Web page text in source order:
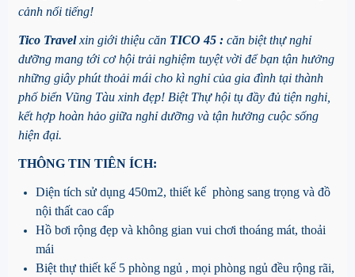
cảnh nổi tiếng!
Tico Travelxin giới thiệu căn TICO 45 :căn biệt thự nghỉ
dưỡng mang tới cơ hội trải nghiệm tuyệt vời để bạn tận hưởng
những giây phút thoải mái cho kì nghỉ của gia đình tại thành
phố biển Vũng Tàu xinh đẹp! Biệt Thự hội tụ đầy đủ tiện nghi,
kết hợp hoàn hảo giữa nghỉ dưỡng và tận hưởng cuộc sống
hiện đại.
THÔNG TIN TIÊN ÍCH:
Diện tích sử dụng 450m2, thiết kế phòng sang trọng và đồ
nội thất cao cấp
Hồ bơi rộng đẹp và không gian vui chơi thoáng mát, thoải
mái
Biệt thự thiết kế 5 phòng ngủ , mọi phòng ngủ đều rộng rãi,